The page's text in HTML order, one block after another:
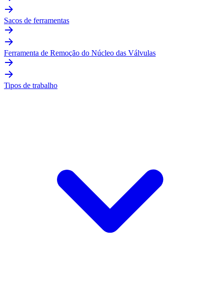
Sacos de ferramentas
Ferramenta de Remoção do Núcleo das Válvulas
Tipos de trabalho